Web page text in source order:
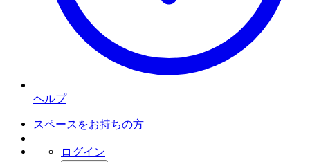
ヘルプ
スペースをお持ちの方
ログイン